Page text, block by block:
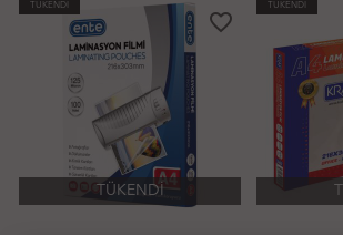
TÜKENDİ
favorite_border
TÜKENDİ
TÜKENDİ